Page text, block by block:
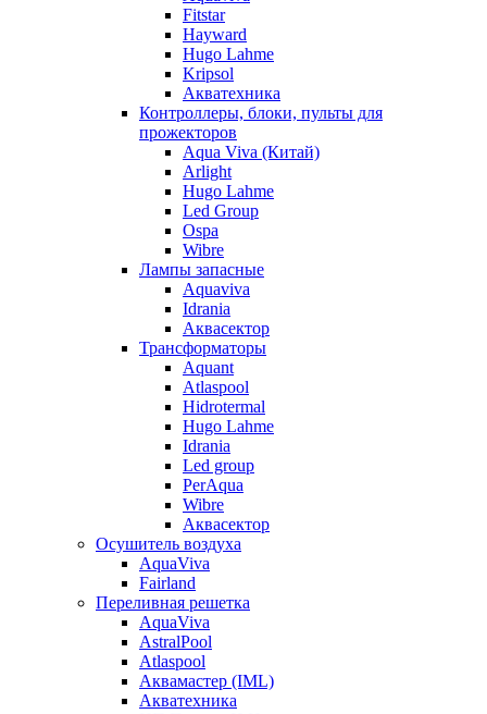
Fitstar
Hayward
Hugo Lahme
Kripsol
Акватехника
Контроллеры, блоки, пульты для
прожекторов
Aqua Viva (Китай)
Arlight
Hugo Lahme
Led Group
Ospa
Wibre
Лампы запасные
Aquaviva
Idrania
Аквасектор
Трансформаторы
Aquant
Atlaspool
Hidrotermal
Hugo Lahme
Idrania
Led group
PerAqua
Wibre
Аквасектор
Осушитель воздуха
AquaViva
Fairland
Переливная решетка
AquaViva
AstralPool
Atlaspool
Аквамастер (IML)
Акватехника